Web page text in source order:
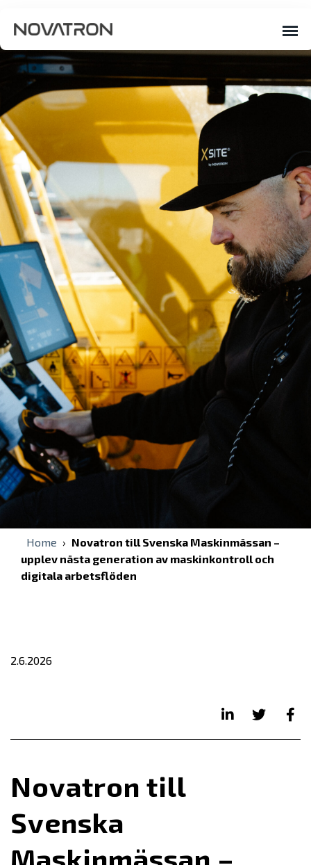
Home › Novatron till Svenska Maskinmässan –
upplev nästa generation av maskinkontroll och
digitala arbetsflöden
2.6.2026
Novatron till
Svenska
Maskinmässan –